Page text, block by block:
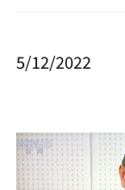
5/12/2022